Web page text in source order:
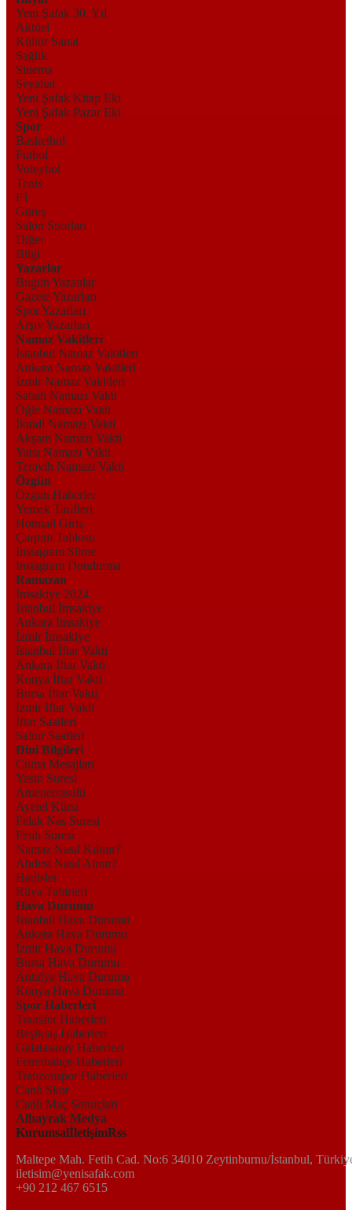
Yeni Şafak 30. Yıl
Aktüel
Kültür Sanat
Sağlık
Sinema
Seyahat
Yeni Şafak Kitap Eki
Yeni Şafak Pazar Eki
Spor
Basketbol
Futbol
Voleybol
Tenis
F1
Güreş
Salon Sporları
Diğer
Bilgi
Yazarlar
Bugün Yazanlar
Gazete Yazarları
Spor Yazarları
Arşiv Yazarları
Namaz Vakitleri
İstanbul Namaz Vakitleri
Ankara Namaz Vakitleri
İzmir Namaz Vakitleri
Sabah Namazı Vakti
Öğle Namazı Vakti
İkindi Namazı Vakti
Akşam Namazı Vakti
Yatsı Namazı Vakti
Teravih Namazı Vakti
Özgün
Özgün Haberler
Yemek Tarifleri
Hotmail Giriş
Çarpım Tablosu
Instagram Silme
Instagram Dondurma
Ramazan
İmsakiye 2024
İstanbul İmsakiye
Ankara İmsakiye
İzmir İmsakiye
İstanbul İftar Vakti
Ankara İftar Vakti
Konya İftar Vakti
Bursa İftar Vakti
İzmir İftar Vakti
İftar Saatleri
Sahur Saatleri
Dini Bilgileri
Cuma Mesajları
Yasin Suresi
Amenerrasulü
Ayetel Kürsi
Felak Nas Suresi
Fetih Suresi
Namaz Nasıl Kılınır?
Abdest Nasıl Alınır?
Hadisler
Rüya Tabirleri
Hava Durumu
İstanbul Hava Durumu
Ankara Hava Durumu
İzmir Hava Durumu
Bursa Hava Durumu
Antalya Hava Durumu
Konya Hava Durumu
Spor Haberleri
Transfer Haberleri
Beşiktaş Haberleri
Galatasaray Haberleri
Fenerbahçe Haberleri
Trabzonspor Haberleri
Canlı Skor
Canlı Maç Sonuçları
Albayrak Medya
KurumsalİletişimRss
Maltepe Mah. Fetih Cad. No:6 34010 Zeytinburnu/İstanbul,
iletisim@yenisafak.com
+90 212 467 6515